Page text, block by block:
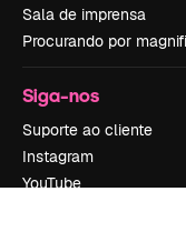
Sala de imprensa
Procurando por
Siga-nos
Suporte ao cliente
Instagram
YouTube